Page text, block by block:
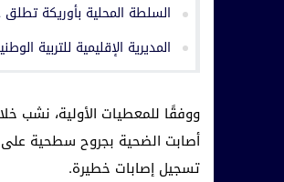
السلطة المحلية بأوريكة
المديرية الإقليمية للتربية
ووفقًا للمعطيات الأولية، نشب
أصابت الضحية بجروح سطحية على
تسجيل إصابات خطيرة.